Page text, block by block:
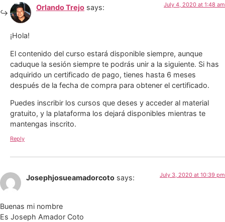
Orlando Trejo says: July 4, 2020 at 1:48 am
¡Hola!
El contenido del curso estará disponible siempre, aunque
caduque la sesión siempre te podrás unir a la siguiente. Si has
adquirido un certificado de pago, tienes hasta 6 meses
después de la fecha de compra para obtener el certificado.
Puedes inscribir los cursos que deses y acceder al material
gratuito, y la plataforma los dejará disponibles mientras te
mantengas inscrito.
Reply
Josephjosueamadorcoto says: July 3, 2020 at 10:39 pm
Buenas mi nombre
Es Joseph Amador Coto